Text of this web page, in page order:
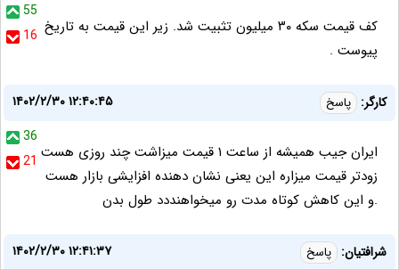
55
16 کف قیمت سکه ۳۰ میلیون تثبیت شد. زیر این قیمت به تاریخ
پیوست .
کارگر: پاسخ
۱۴۰۲/۲/۳۰ ۱۲:۴۰:۴۵
36
21 ایران جیب همیشه از ساعت ۱ قیمت میزاشت چند روزی هست
زودتر قیمت میزاره این یعنی نشان دهنده افزایشی بازار هست
.و این کاهش کوتاه مدت رو میخواهنددد طول بدن
شرافتیان: پاسخ
۱۴۰۲/۲/۳۰ ۱۲:۴۱:۳۷